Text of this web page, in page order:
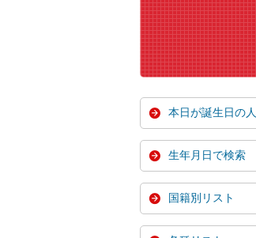
本日が誕生日の人
生年月日で検索
国籍別リスト